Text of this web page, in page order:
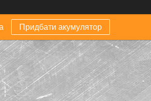
Придбати акумулятор